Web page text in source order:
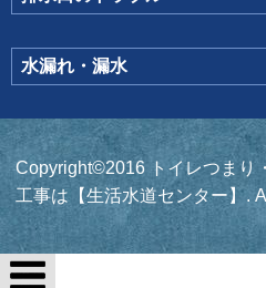
水漏れ・漏水
Copyright©2016 トイレつまり
工事は【生活水道センター】.